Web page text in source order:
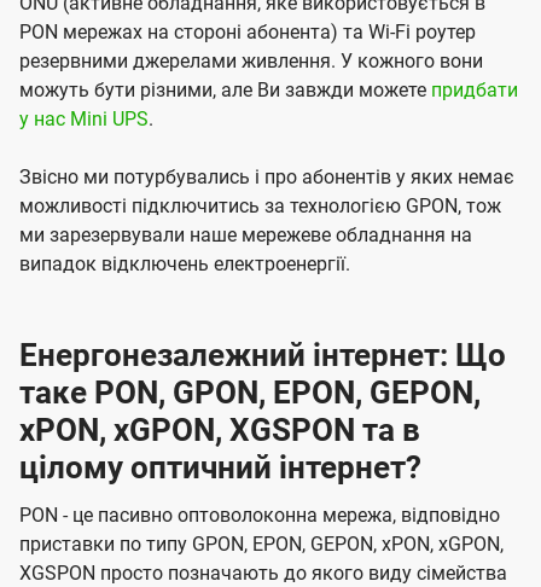
PON мережах на стороні абонента) та Wi-Fi роутер
резервними джерелами живлення. У кожного вони
можуть бути різними, але Ви завжди можете придбати
у нас Mini UPS.
Звісно ми потурбувались і про абонентів у яких немає
можливості підключитись за технологією GPON, тож
ми зарезервували наше мережеве обладнання на
випадок відключень електроенергії.
Енергонезалежний інтернет: Що
таке PON, GPON, EPON, GEPON,
xPON, xGPON, XGSPON та в
цілому оптичний інтернет?
PON - це пасивно оптоволоконна мережа, відповідно
приставки по типу GPON, EPON, GEPON, xPON, xGPON,
XGSPON просто позначають до якого виду сімейства